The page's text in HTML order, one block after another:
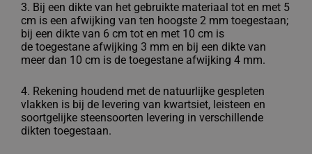
3. Bij een dikte van het gebruikte materiaal tot en met 5
cm is een afwijking van ten hoogste 2 mm toegestaan;
bij een dikte van 6 cm tot en met 10 cm is
de toegestane afwijking 3 mm en bij een dikte van
meer dan 10 cm is de toegestane afwijking 4 mm.
4. Rekening houdend met de natuurlijke gespleten
vlakken is bij de levering van kwartsiet, leisteen en
soortgelijke steensoorten levering in verschillende
dikten toegestaan.